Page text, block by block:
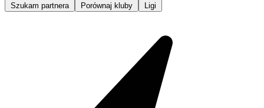
Szukam partnera Porównaj kluby Ligi